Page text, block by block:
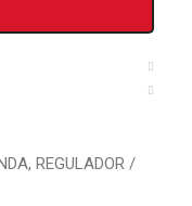
, REGULADOR /